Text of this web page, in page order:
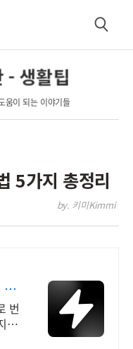
검
- 생활팁
움이 되는 이야기들
5가지 총정리
by. 키미Kimmi
브
번
에